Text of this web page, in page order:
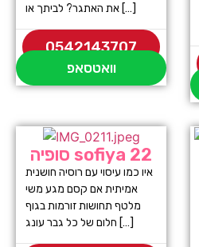
את האתגר? לביתך או […]
0542143707
וואטסאפ
סופיה sofiya 22
איו כמו עיסוי עם רוסיה חושנית
אמיתית אם קסם מגע משי
מלטף תחושות זורמות בגוף
חלום של כל גבר עונג […]